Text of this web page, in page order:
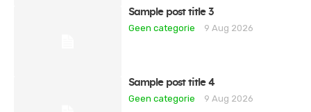
Sample post title 3
Geen categorie
9 Aug 2026
Sample post title 4
Geen categorie
9 Aug 2026